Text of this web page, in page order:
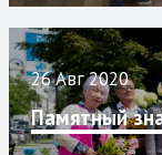
26 Авг 2020
Памятный